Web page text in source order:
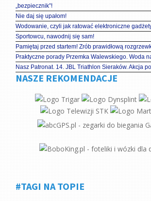
„bezpiecznik”!
Nie daj się upałom!
Wodowanie, czyli jak ratować elektroniczne
Sportowcu, nawodnij się sam!
Pamiętaj przed startem! Zrób prawidłową
Praktyczne porady Przemka Walewskiego. Woda
Nasz Patronat. 14. JBL Triathlon Sieraków. Akcja
NASZE REKOMENDACJE
#TAGI NA TOPIE